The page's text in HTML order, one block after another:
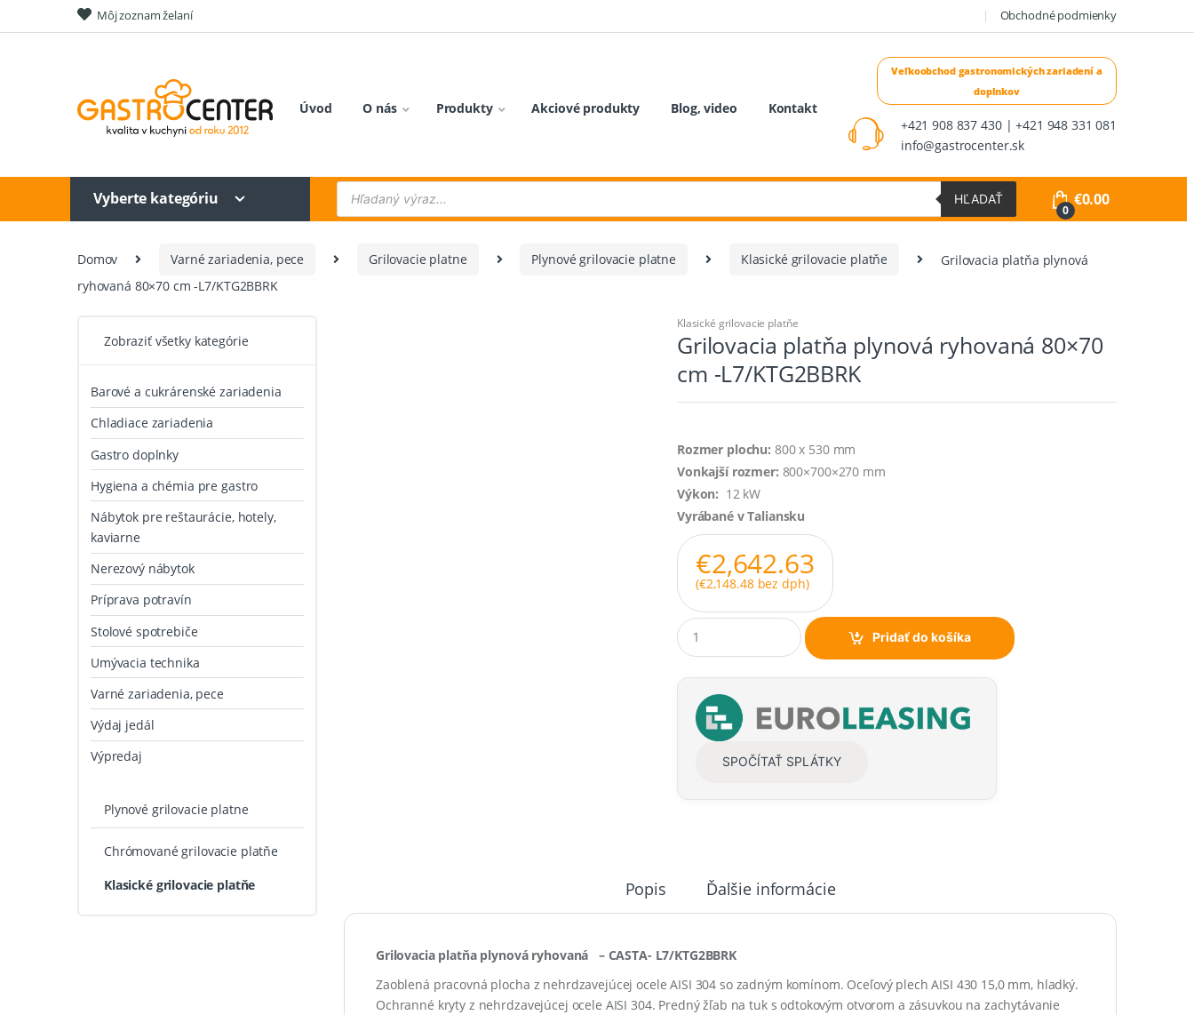
to
to
Môj zoznam želaní Obchodné podmienky
Úvod O nás Produkty Akciové produkty Blog, video
Kontakt
+421 908 837 430 | +421 948 331 081
info@gastrocenter.sk
Vyberte kategóriu
Products
search
HĽADAŤ
0
€0.00
Domov Varné zariadenia, pece Grilovacie platne Plynové grilovacie platne Klasické grilovacie platňe
Grilovacia platňa plynová
ryhovaná 80×70 cm -L7/KTG2BBRK
Klasické grilovacie platňe
Grilovacia platňa plynová ryhovaná 80×70
cm -L7/KTG2BBRK
Rozmer plochu: 800 x 530 mm
Vonkajší rozmer: 800×700×270 mm
Výkon: 12 kW
Vyrábané v Taliansku
€2,642.63
(€2,148.48bez dph)
Q
u
t
Pridať do košíka
SPOČÍTAŤ SPLÁTKY
Popis Ďalšie informácie
Grilovacia platňa plynová ryhovaná – CASTA- L7/KTG2BBRK
Zaoblená pracovná plocha z nehrdzavejúcej ocele AISI 304 so zadným komínom. Oceľový plech AISI 430 15,0 mm, hladký.
Ochranné kryty z nehrdzavejúcej ocele AISI 304. Predný žľab na tuk s odtokovým otvorom a zásuvkou na zachytávanie
Zobraziť všetky kategórie
Barové a cukrárenské zariadenia
Chladiace zariadenia
Gastro doplnky
Hygiena a chémia pre gastro
Nábytok pre reštaurácie, hotely,
kaviarne
Nerezový nábytok
Príprava potravín
Stolové spotrebiče
Umývacia technika
Varné zariadenia, pece
Výdaj jedál
Výpredaj
Plynové grilovacie platne
Chrómované grilovacie platňe
Klasické grilovacie platňe